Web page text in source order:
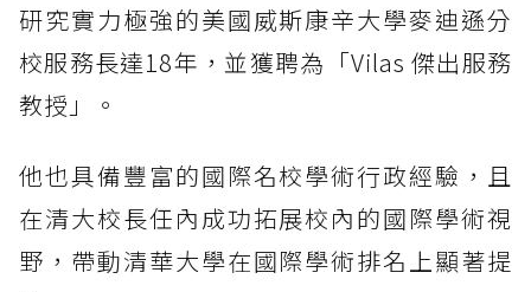
研究實力極強的美國威斯康辛大學麥迪遜分
校服務長達18年，並獲聘為「Vilas 傑出服務
教授」。
他也具備豐富的國際名校學術行政經驗，且
在清大校長任內成功拓展校內的國際學術視
野，帶動清華大學在國際學術排名上顯著提